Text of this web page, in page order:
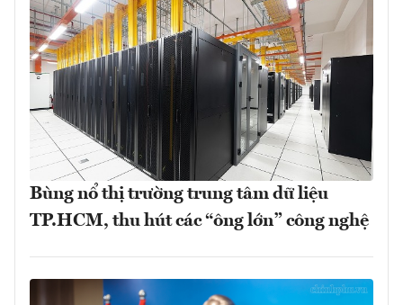
Bùng nổ thị trường trung tâm dữ liệu
TP.HCM, thu hút các “ông lớn” công nghệ